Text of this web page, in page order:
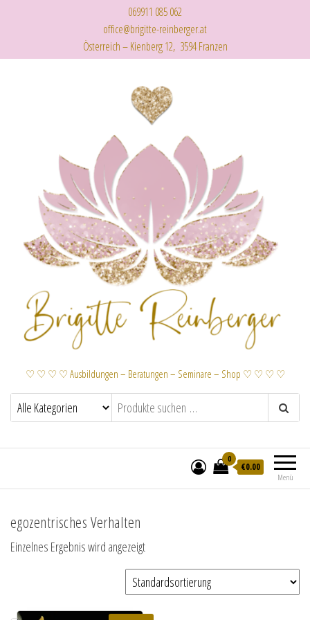
069911 085 062
office@brigitte-reinberger.at
Österreich – Kienberg 12, 3594 Franzen
♡ ♡ ♡ ♡ Ausbildungen – Beratungen – Seminare – Shop ♡ ♡ ♡ ♡
Menü
0
€0.00
egozentrisches Verhalten
Einzelnes Ergebnis wird angezeigt